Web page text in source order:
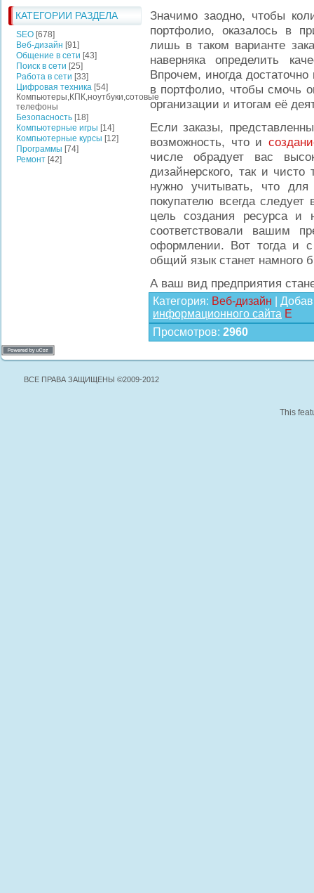
КАТЕГОРИИ РАЗДЕЛА
SEO [678]
Веб-дизайн [91]
Общение в сети [43]
Поиск в сети [25]
Работа в сети [33]
Цифровая техника [54]
Компьютеры,КПК,ноутбуки,сотовые
телефоны
Безопасность [18]
Компьютерные игры [14]
Компьютерные курсы [12]
Программы [74]
Ремонт [42]
Значимо заодно, чтобы
портфолио, оказалось в
лишь в таком варианте
наверняка определить
Впрочем, иногда достаточно
в портфолио, чтобы смочь
организации и итогам её
Если заказы,
возможность, что и
числе обрадует вас
дизайнерского, так и
нужно учитывать, что для
покупателю всегда
цель создания ресурса и
соответствовали вашим
оформлении. Вот тогда и
общий язык станет намного
А ваш вид предприятия
Категория: Веб-дизайн
информационного сайта E
Просмотров: 2960
ВСЕ ПРАВА ЗАЩИЩЕНЫ ©2009-2012
This